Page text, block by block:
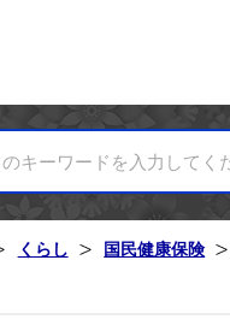
くらし 国民健康保険